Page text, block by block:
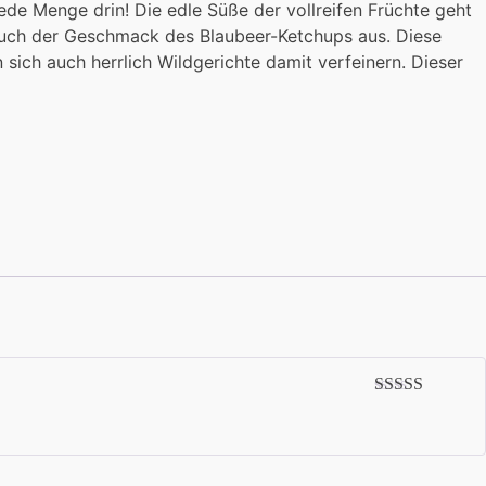
Menge drin! Die edle Süße der vollreifen Früchte geht
der Geschmack des Blaubeer-Ketchups aus. Diese
auch herrlich Wildgerichte damit verfeinern. Dieser